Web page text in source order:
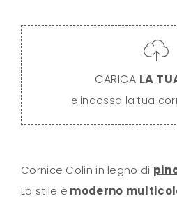
CARICA LA
e indossa la tua
Cornice Colin in legno di
Lo stile è moderno